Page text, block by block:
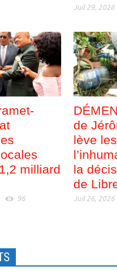
Juil 29, 2026
milliard
96
de
lève
la
de
Juil 26, 2026